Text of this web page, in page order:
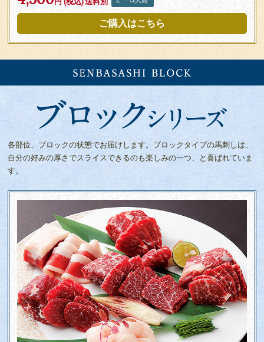
ご購入はこちら
各部位、ブロックの状態でお届けします。 ブロックタイプの馬刺しは、
自分の好みの厚さでスライスできるのも楽しみの一つ、と喜ばれていま
す。